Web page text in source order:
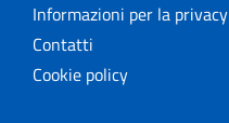
Informazioni per la privacy
Contatti
Cookie policy